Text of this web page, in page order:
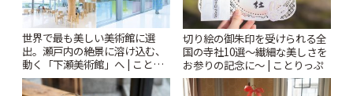
世界で最も美しい美術館に選
出。瀬戸内の絶景に溶け込む、
動く「下瀬美術館」へ | ことり
っぷ
切り絵の御朱印を受けられる全
国の寺社10選〜繊細な美しさを
お参りの記念に〜 | ことりっぷ